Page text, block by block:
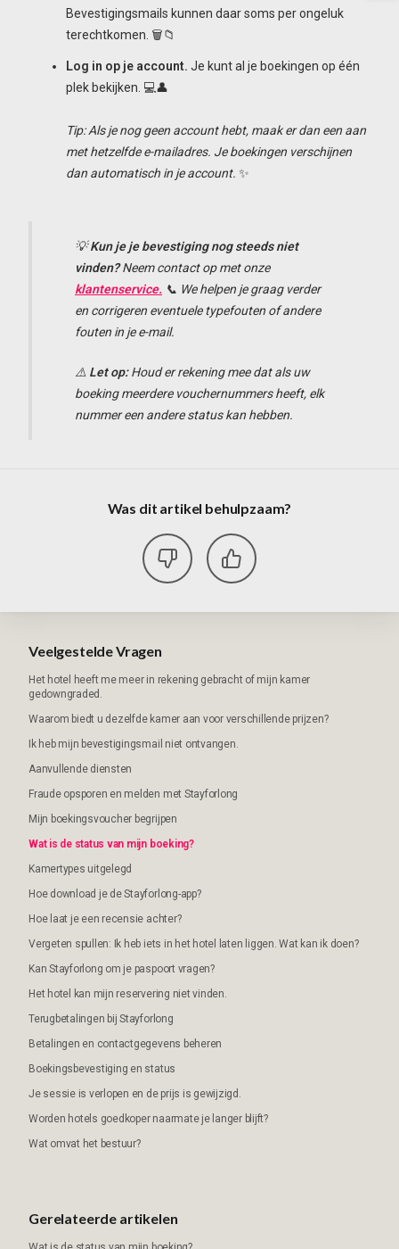
Bevestigingsmails kunnen daar soms per ongeluk
terechtkomen. 🗑️📁
Log in op je account. Je kunt al je boekingen op één
plek bekijken. 💻👤
Tip: Als je nog geen account hebt, maak er dan een aan
met hetzelfde e-mailadres. Je boekingen verschijnen
dan automatisch in je account. ✨
💡Kun je je bevestiging nog steeds niet
vinden?Neem contact op met onze
klantenservice. 📞 We helpen je graag verder
en corrigeren eventuele typefouten of andere
fouten in je e-mail.
⚠️ Let op:Houd er rekening mee dat als uw
boeking meerdere vouchernummers heeft, elk
nummer een andere status kan hebben.
Was dit artikel behulpzaam?
Veelgestelde Vragen
Het hotel heeft me meer in rekening gebracht of mijn kamer
gedowngraded.
Waarom biedt u dezelfde kamer aan voor verschillende prijzen?
Ik heb mijn bevestigingsmail niet ontvangen.
Aanvullende diensten
Fraude opsporen en melden met Stayforlong
Mijn boekingsvoucher begrijpen
Wat is de status van mijn boeking?
Kamertypes uitgelegd
Hoe download je de Stayforlong-app?
Hoe laat je een recensie achter?
Vergeten spullen: Ik heb iets in het hotel laten liggen. Wat kan ik doen?
Kan Stayforlong om je paspoort vragen?
Het hotel kan mijn reservering niet vinden.
Terugbetalingen bij Stayforlong
Betalingen en contactgegevens beheren
Boekingsbevestiging en status
Je sessie is verlopen en de prijs is gewijzigd.
Worden hotels goedkoper naarmate je langer blijft?
Wat omvat het bestuur?
Gerelateerde artikelen